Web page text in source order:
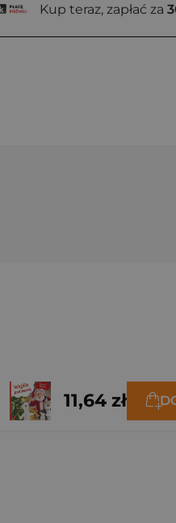
Kup teraz, zapłać za
11,64 zł